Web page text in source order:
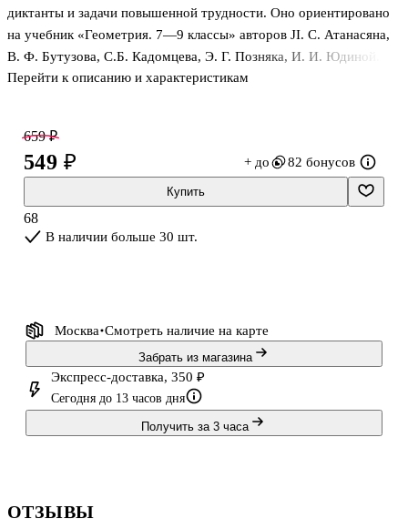
диктанты и задачи повышенной трудности. Оно ориентировано
на учебник «Геометрия. 7—9 классы» авторов JI. С. Атанасяна,
В. Ф. Бутузова, C.Б. Кадомцева, Э. Г. Позняка, И. И. Юдиной.
Перейти к описанию и характеристикам
659 ₽
549 ₽ + до 82 бонусов
Купить
68
В наличии больше 30 шт.
Москва Смотреть наличие на карте
Забрать из магазина
Экспресс-доставка, 350 ₽
Сегодня до 13 часов дня
Получить за 3 часа
ОТЗЫВЫ